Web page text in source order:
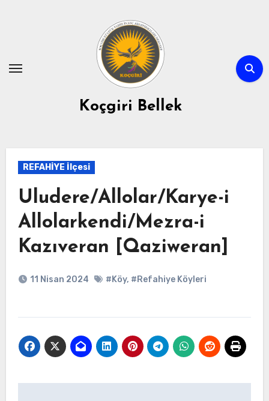
Koçgiri Bellek
REFAHİYE İlçesi
Uludere/Allolar/Karye-i
Allolarkendi/Mezra-i
Kazıveran [Qaziweran]
11 Nisan 2024 #Köy, #Refahiye Köyleri